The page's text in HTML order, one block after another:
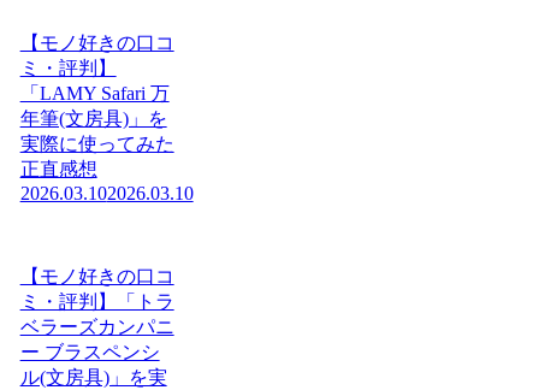
【モノ好きの口コ
ミ・評判】
「LAMY Safari 万
年筆(文房具)」を
実際に使ってみた
正直感想
2026.03.102026.03.10
【モノ好きの口コ
ミ・評判】「トラ
ベラーズカンパニ
ー ブラスペンシ
ル(文房具)」を実